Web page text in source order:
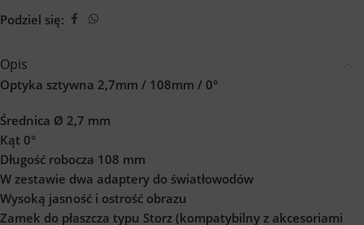
Podziel się:
Opis
Optyka sztywna 2,7mm / 108mm / 0°
Średnica Ø 2,7 mm
Kąt 0°
Długość robocza 108 mm
W zestawie dwa adaptery do światłowodów
Wysoką jasność i ostrość obrazu
Zamek do płaszcza typu Storz (kompatybilny z akcesoriami